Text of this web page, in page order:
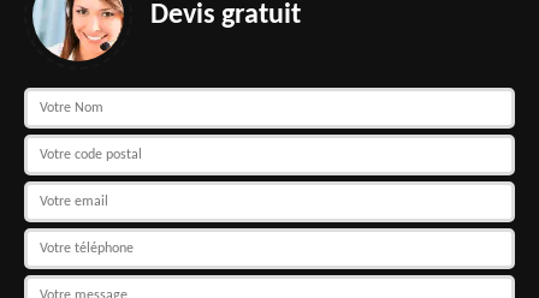
Devis gratuit